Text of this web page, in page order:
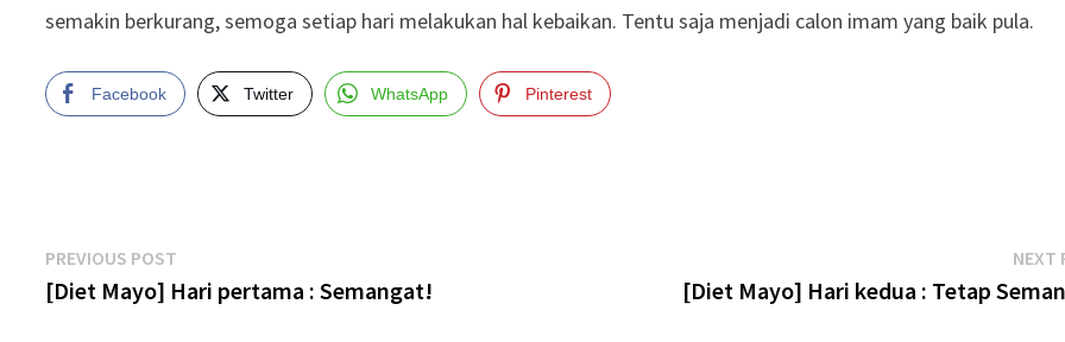
semakin berkurang, semoga setiap hari melakukan hal kebaikan. Tentu saja menjadi calon imam yang baik pula.
Facebook Twitter WhatsApp Pinterest
Post
navigation
PREVIOUS POST
post:
[Diet Mayo] Hari pertama : Semangat!
NEXT
[Diet Mayo] Hari kedua : Tetap